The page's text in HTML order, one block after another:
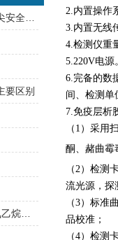
2.内置操作
3.内置无线
4.检测仪重
5.220V电源
6.完备的数
间、检测单
7.免疫层析
（ 1 ）采用
酮、 赭曲霉
（ 2 ）检测
流光源，探
（3）标准
品校准；
（4）检测
要区别